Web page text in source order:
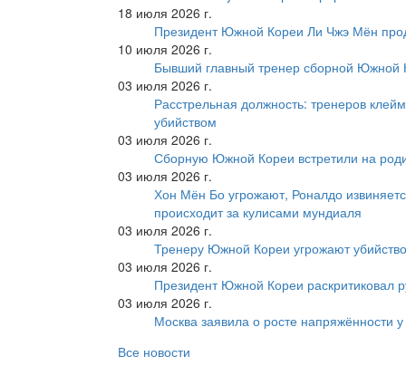
18 июля 2026 г.
Президент Южной Кореи Ли Чжэ Мён
10 июля 2026 г.
Бывший главный тренер сборной Южной
03 июля 2026 г.
Расстрельная должность: тренеров
убийством
03 июля 2026 г.
Сборную Южной Кореи встретили на
03 июля 2026 г.
Хон Мён Бо угрожают, Роналдо
происходит за кулисами мундиаля
03 июля 2026 г.
Тренеру Южной Кореи угрожают
03 июля 2026 г.
Президент Южной Кореи раскритиковал
03 июля 2026 г.
Москва заявила о росте
Все новости